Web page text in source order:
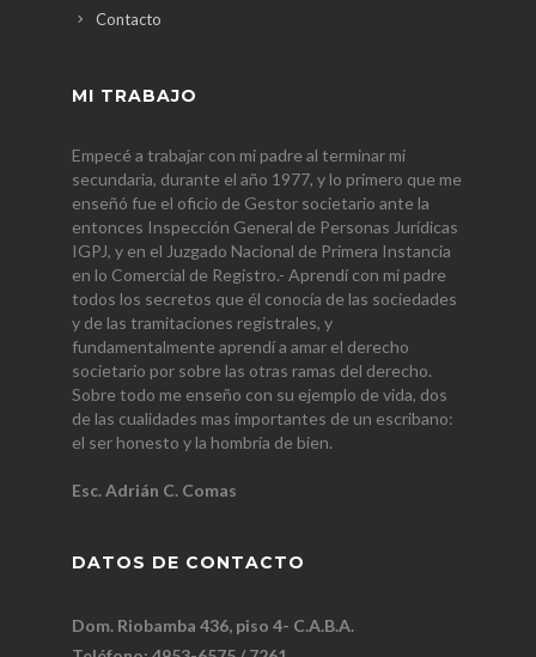
Contacto
MI TRABAJO
Empecé a trabajar con mi padre al terminar mi
secundaria, durante el año 1977, y lo primero que me
enseñó fue el oficio de Gestor societario ante la
entonces Inspección General de Personas Jurídicas
IGPJ, y en el Juzgado Nacional de Primera Instancia
en lo Comercial de Registro.- Aprendí con mi padre
todos los secretos que él conocía de las sociedades
y de las tramitaciones registrales, y
fundamentalmente aprendí a amar el derecho
societario por sobre las otras ramas del derecho.
Sobre todo me enseño con su ejemplo de vida, dos
de las cualidades mas importantes de un escribano:
el ser honesto y la hombría de bien.
Esc. Adrián C. Comas
DATOS DE CONTACTO
Dom. Riobamba 436, piso 4- C.A.B.A.